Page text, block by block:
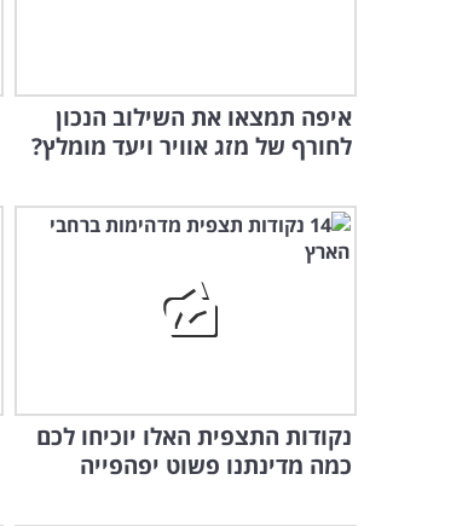
איפה תמצאו את השילוב הנכון
לחורף של מזג אוויר ויעד מומלץ?
נקודות התצפית האלו יוכיחו לכם
כמה מדינתנו פשוט יפהפייה